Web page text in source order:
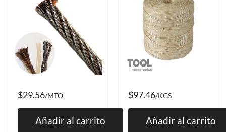
$29.56/MTO
Añadir al carrito
$97.46/KGS
Añadir al carrito